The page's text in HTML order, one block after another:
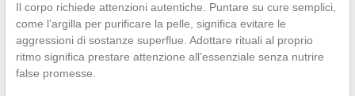
Il corpo richiede attenzioni autentiche. Puntare su cure semplici,
come l’argilla per purificare la pelle, significa evitare le
aggressioni di sostanze superflue. Adottare rituali al proprio
ritmo significa prestare attenzione all’essenziale senza nutrire
false promesse.